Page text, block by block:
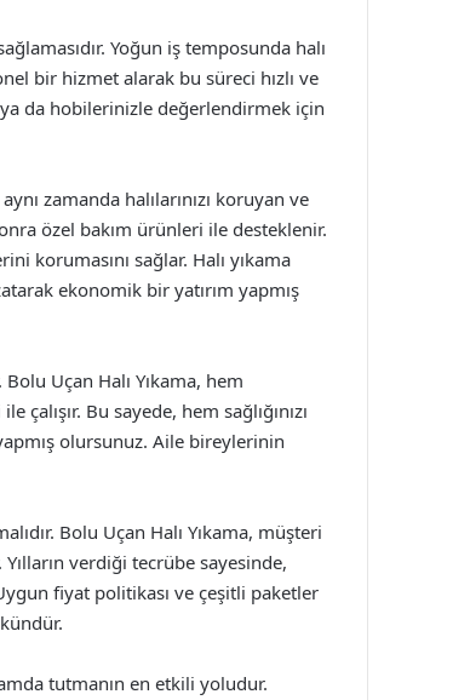
Yoğun iş temposunda halı
bir hizmet alarak bu süreci hızlı ve
da hobilerinizle değerlendirmek için
zamanda halılarınızı koruyan ve
özel bakım ürünleri ile desteklenir.
korumasını sağlar. Halı yıkama
ekonomik bir yatırım yapmış
Uçan Halı Yıkama, hem
Bu sayede, hem sağlığınızı
olursunuz. Aile bireylerinin
Bolu Uçan Halı Yıkama, müşteri
verdiği tecrübe sayesinde,
fiyat politikası ve çeşitli paketler
tutmanın en etkili yoludur.